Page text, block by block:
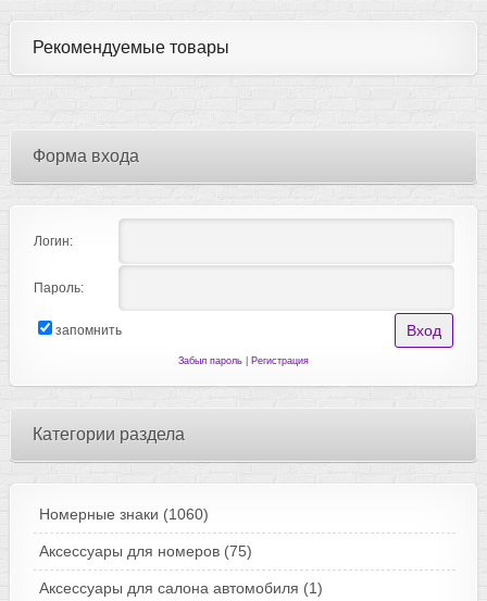
Рекомендуемые товары
Форма входа
Логин:
Пароль:
запомнить
Забыл пароль| Регистрация
Категории раздела
Номерные знаки (1060)
Аксессуары для номеров (75)
Аксессуары для салона автомобиля (1)